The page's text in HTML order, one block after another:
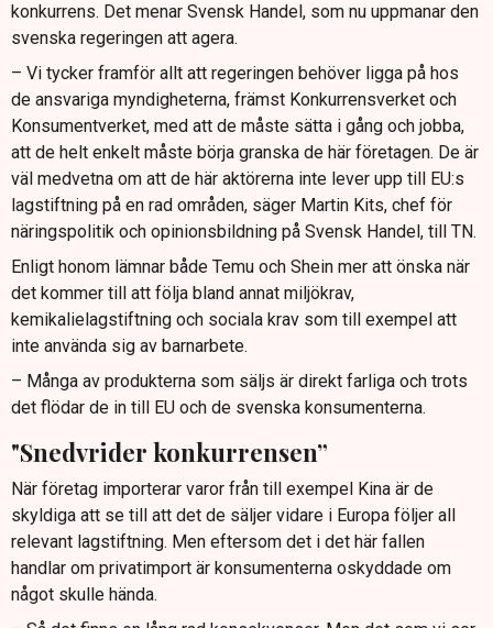
konkurrens. Det menar Svensk Handel, som nu uppmanar den
svenska regeringen att agera.
– Vi tycker framför allt att regeringen behöver ligga på hos
de ansvariga myndigheterna, främst Konkurrensverket och
Konsumentverket, med att de måste sätta i gång och jobba,
att de helt enkelt måste börja granska de här företagen. De är
väl medvetna om att de här aktörerna inte lever upp till EU:s
lagstiftning på en rad områden, säger Martin Kits, chef för
näringspolitik och opinionsbildning på Svensk Handel, till TN.
Enligt honom lämnar både Temu och Shein mer att önska när
det kommer till att följa bland annat miljökrav,
kemikalielagstiftning och sociala krav som till exempel att
inte använda sig av barnarbete.
– Många av produkterna som säljs är direkt farliga och trots
det flödar de in till EU och de svenska konsumenterna.
"Snedvrider konkurrensen”
När företag importerar varor från till exempel Kina är de
skyldiga att se till att det de säljer vidare i Europa följer all
relevant lagstiftning. Men eftersom det i det här fallen
handlar om privatimport är konsumenterna oskyddade om
något skulle hända.